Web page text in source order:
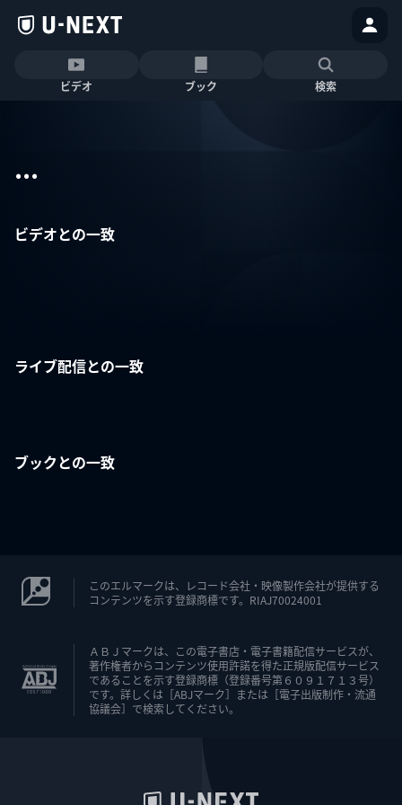
ビデオ ブック 検索
...
ビデオとの一致
ライブ配信との一致
ブックとの一致
このエルマークは、レコード会社・映像製作会社が提供する
コンテンツを示す登録商標です。RIAJ70024001
ＡＢＪマークは、この電子書店・電子書籍配信サービスが、
著作権者からコンテンツ使用許諾を得た正規版配信サービス
であることを示す登録商標（登録番号第６０９１７１３号）
です。詳しくは［ABJマーク］または［電子出版制作・流通
協議会］で検索してください。